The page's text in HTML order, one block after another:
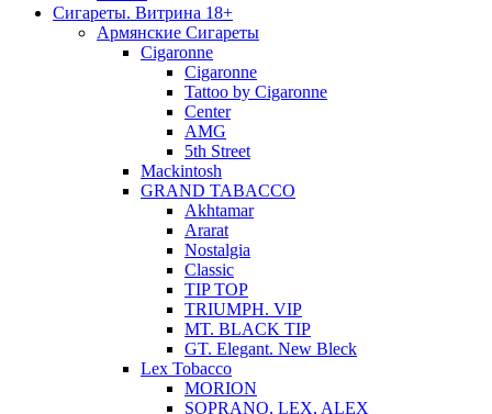
Сигареты. Витрина 18+
Армянские Сигареты
Cigaronne
Cigaronne
Tattoo by Cigaronne
Center
AMG
5th Street
Mackintosh
GRAND TABACCO
Akhtamar
Ararat
Nostalgia
Classic
TIP TOP
TRIUMPH. VIP
MT. BLACK TIP
GT. Elegant. New Bleck
Lex Tobacco
MORION
SOPRANO, LEX, ALEX